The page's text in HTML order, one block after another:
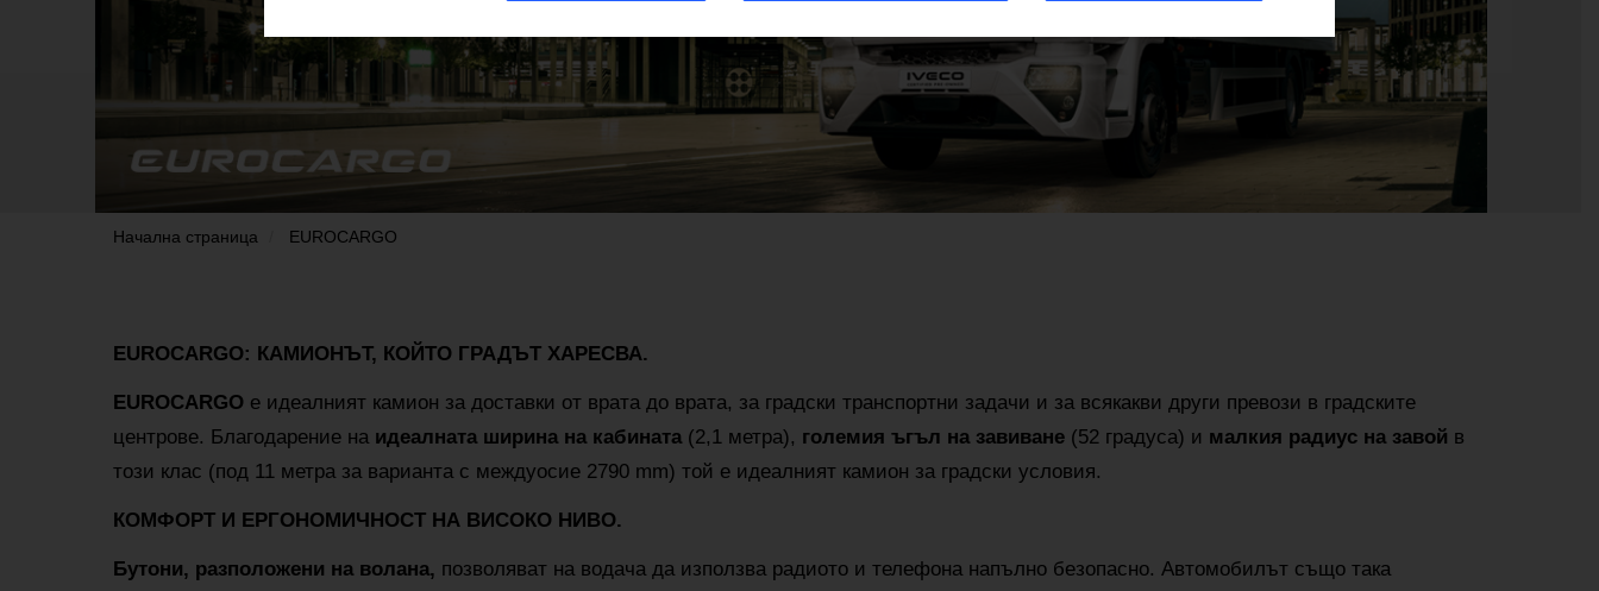
Начална страница EUROCARGO
EUROCARGO: КАМИОНЪТ, КОЙТО ГРАДЪТ ХАРЕСВА.
EUROCARGOе идеалният камион за доставки от врата до врата, за градски транспортни задачи и за всякакви други превози в градските
центрове. Благодарение на идеалната ширина на кабината(2,1 метра), големия ъгъл на завиване(52 градуса) и малкия радиус на завой в
този клас (под 11 метра за варианта с междуосие 2790 mm) той е идеалният камион за градски условия.
КОМФОРТ И ЕРГОНОМИЧНОСТ НА ВИСОКО НИВО.
Бутони, разположени на волана, позволяват на водача да използва радиото и телефона напълно безопасно. Автомобилът също така